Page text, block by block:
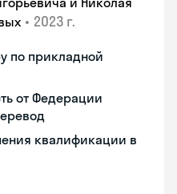
• 2023 г.
по прикладной
от Федерации
квалификации в